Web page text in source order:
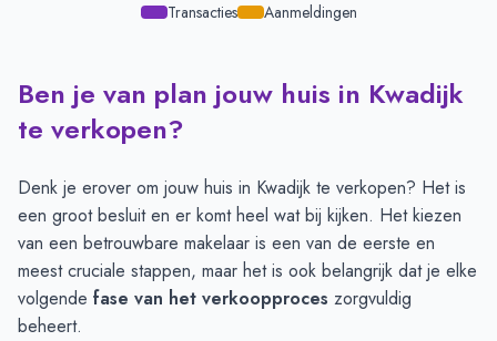
Transacties Aanmeldingen
Transacties en aanmeldingen per maand - Kwadijk
Maand
Transacties
Juli
7
Augustus
September
4
1
Oktober
November
1
December
Januari
Ben je van plan jouw huis in Kwadijk
te verkopen?
Denk je erover om jouw huis in Kwadijk te verkopen? Het is
een groot besluit en er komt heel wat bij kijken. Het kiezen
van een betrouwbare makelaar is een van de eerste en
meest cruciale stappen, maar het is ook belangrijk dat je elke
volgende fase van het verkoopproces zorgvuldig
beheert.